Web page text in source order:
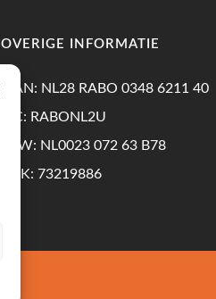
OVERIGE INFORMATIE
IBAN: NL28 RABO 0348 6211 40
BIC: RABONL2U
BTW: NL0023 072 63 B78
KVK: 73219886